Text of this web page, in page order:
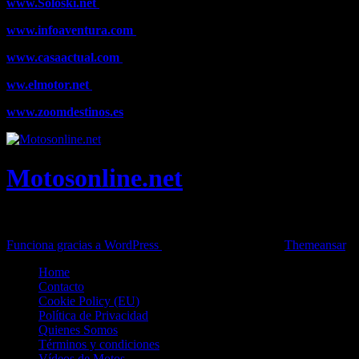
www.infoaventura.com
www.casaactual.com
ww.elmotor.net
www.zoomdestinos.es
Motosonline.net
Funciona gracias a WordPress
Themeansar.
Home
Contacto
Cookie Policy (EU)
Política de Privacidad
Quienes Somos
Términos y condiciones